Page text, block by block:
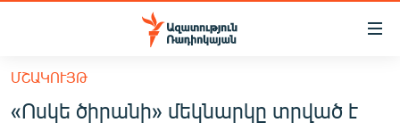
Մատչելիության
հիմնական
բովանդակությանը
ՀԱՅԱՍՏԱՆ
ՄՇԱԿՈՒՅԹ
«Ոսկե ծիրանի» մեկնարկը տրված է